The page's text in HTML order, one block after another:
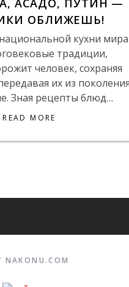
АСАДО, ПУТИН —
ОБЛИЖЕШЬ!
кухни мира
традиции,
человек, сохраняя
их из поколения
Зная рецепты блюд…
READ MORE